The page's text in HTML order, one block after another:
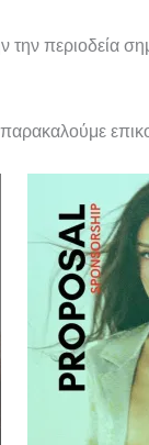
περιοδεία
παρακαλούμε